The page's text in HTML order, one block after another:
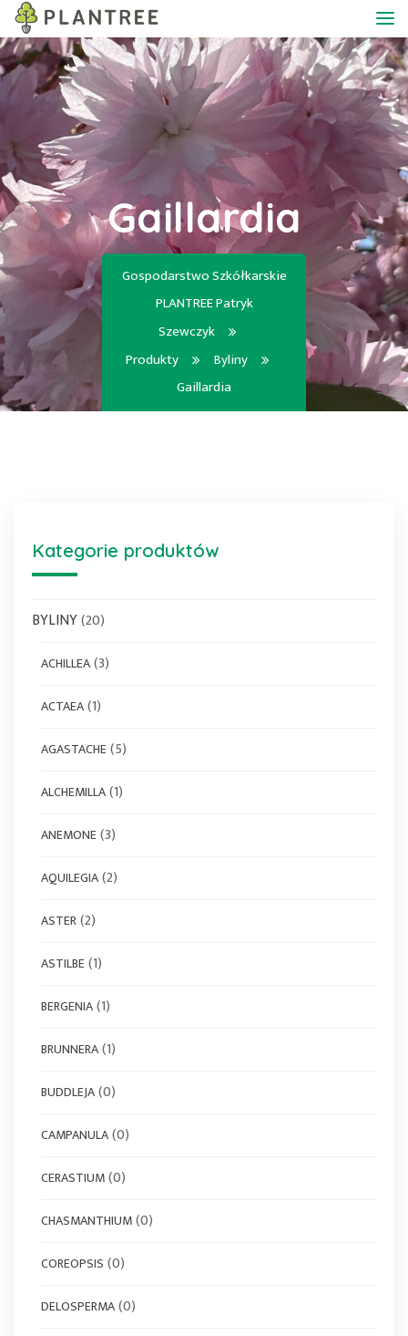
Gaillardia
Gospodarstwo Szkółkarskie
PLANTREE Patryk
Szewczyk
Produkty
Byliny
Gaillardia
Kategorie produktów
BYLINY(20)
ACHILLEA(3)
ACTAEA(1)
AGASTACHE(5)
ALCHEMILLA(1)
ANEMONE(3)
AQUILEGIA(2)
ASTER(2)
ASTILBE(1)
BERGENIA(1)
BRUNNERA(1)
BUDDLEJA(0)
CAMPANULA(0)
CERASTIUM(0)
CHASMANTHIUM(0)
COREOPSIS (0)
DELOSPERMA(0)